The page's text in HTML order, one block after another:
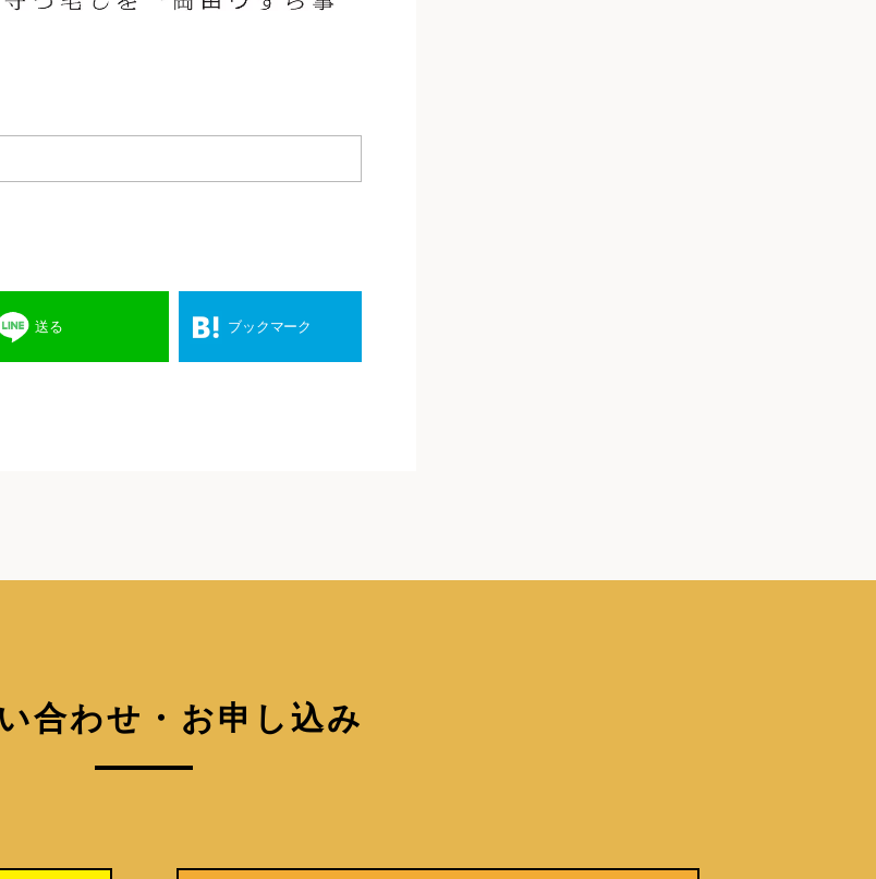
送る ブックマーク
合わせ・お申し込み